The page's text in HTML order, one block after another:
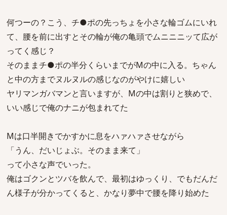
何つーの？こう、チ●ポの先っちょを小さな輪ゴムにいれ
て、腰を前に出すとその輪が俺の亀頭でムニニニッて広が
ってく感じ？
そのままチ●ポの半分くらいまでがMの中に入る。ちゃん
と中の方までヌルヌルの感じなのがやけに嬉しい
ヤリマンガバマンと言いますが、Mの中は割りと狭めで、
いい感じで俺のナニが包まれてた
Mは口半開きでかすかに息をハァハァさせながら
「うん、だいじょぶ。そのまま来て」
って小さな声でいった。
俺はゴクンとツバを飲んで、最初はゆっくり、でもだんだ
ん様子が分かってくると、かなり夢中で腰を降り始めた